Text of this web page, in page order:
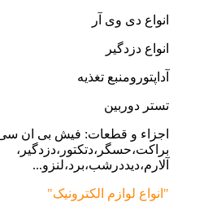
انواع دی وی آر
انواع دزدگیر
آداپتورومنبع تغذیه
تستر دوربین
اجزاء و قطعات: فیش بی ان
براکت،حسگر،دتکتور،دزدگیر،
آلارم،دیددرشب،برد،لنزو...
"انواع لوازم الکترونیک"